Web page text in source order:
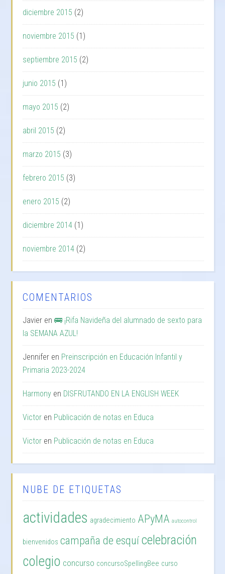
diciembre 2015 (2)
noviembre 2015 (1)
septiembre 2015 (2)
junio 2015 (1)
mayo 2015 (2)
abril 2015 (2)
marzo 2015 (3)
febrero 2015 (3)
enero 2015 (2)
diciembre 2014 (1)
noviembre 2014 (2)
COMENTARIOS
Javier en🚌 ¡Rifa Navideña del alumnado de sexto para
la SEMANA AZUL!
Jennifer en Preinscripción en Educación Infantil y
Primaria 2023-2024
Harmony en DISFRUTANDO EN LA ENGLISH WEEK
Victor en Publicación de notas en Educa
Victor en Publicación de notas en Educa
NUBE DE ETIQUETAS
actividades agradecimiento APyMA autocontrol
bienvenidos campaña de esquícelebración
colegio concurso concursoSpellingBee curso